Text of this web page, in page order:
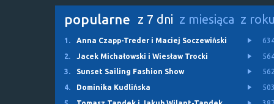
popularne z 7 dni z miesiąca z
1. Anna Czapp-Treder i Maciej Soczewiński
2.
Jacek Michałowski i Wiesław Trocki
3.
Sunset Sailing Fashion Show
4.
Dominika Kudlińska